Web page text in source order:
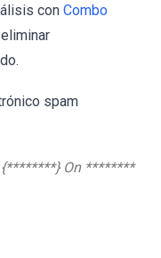
con Combo
spam
{********} On ********